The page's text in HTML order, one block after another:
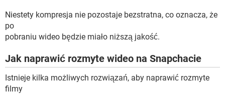
Niestety kompresja nie pozostaje bezstratna, co oznacza, że
po
pobraniu wideo będzie miało niższą jakość.
Jak naprawić rozmyte wideo na Snapchacie
Istnieje kilka możliwych rozwiązań, aby naprawić rozmyte
filmy